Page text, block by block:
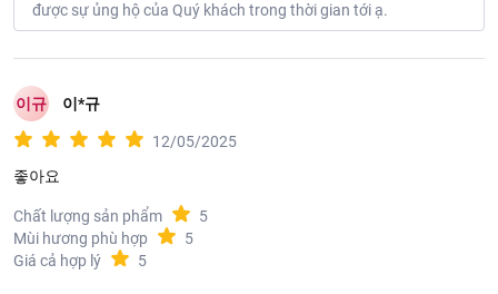
được sự ủng hộ của Quý khách trong thời gian tới ạ.
이규 이*규
12/05/2025
좋아요
Chất lượng sản phẩm
5
Mùi hương phù hợp
5
Giá cả hợp lý
5